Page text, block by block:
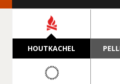
NAVIGATIE
HOUTKACHEL